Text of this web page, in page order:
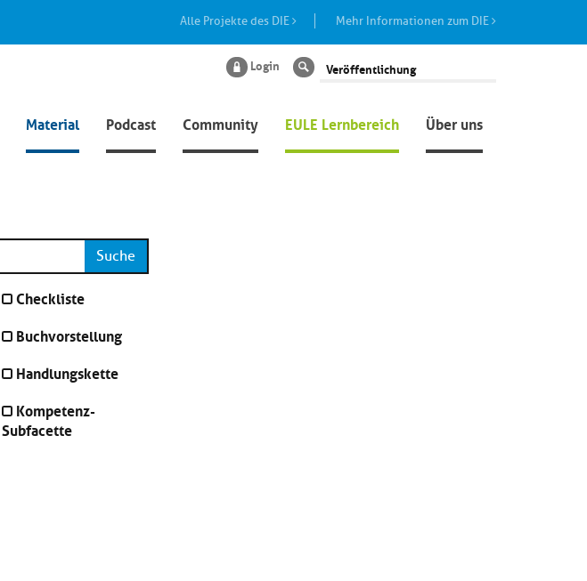
Alle Projekte des DIE Mehr Informationen zum DIE
Material Podcast Community EULE Lernbereich Über uns
Login Suche
Suche
Checkliste
Buchvorstellung
Handlungskette
Kompetenz-
Subfacette